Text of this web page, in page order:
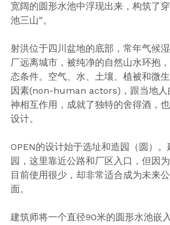
宽阔的圆形水池中浮现出来，构筑了
池三山”。
射洪位于四川盆地的底部，常年气候
厂远离城市，被纯净的自然山水环抱
态条件。空气、水、土壤、植被和微
因素(non-human actors)，跟当地人
神相互作用，成就了独特的舍得酒，
设计。
OPEN的设计始于选址和造园（圆）
园，这里靠近公路和厂区入口，但因
目前使用很少，却非常适合成为未来
面。
建筑师将一个直径90米的圆形水池嵌